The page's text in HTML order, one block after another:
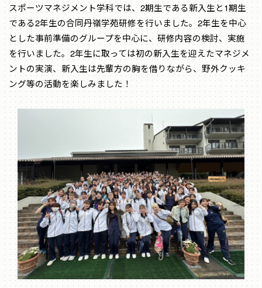
スポーツマネジメント学科では、2期生である新入生と1期生
である2年生の合同丹嶺学苑研修を行いました。2年生を中心
とした事前準備のグループを中心に、研修内容の検討、実施
を行いました。2年生に取っては初の新入生を迎えたマネジメ
ントの実演、新入生は先輩方の胸を借りながら、野外クッキ
ング等の活動を楽しみました！